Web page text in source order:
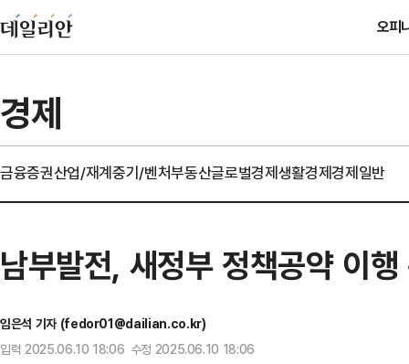
오피
경제
금융증권산업/재계중기/벤처부동산글로벌경제생활경제경제일반
남부발전, 새정부 정책공약 이
임은석 기자 (fedor01@dailian.co.kr)
입력 2025.06.10 18:06 수정 2025.06.10 18:06